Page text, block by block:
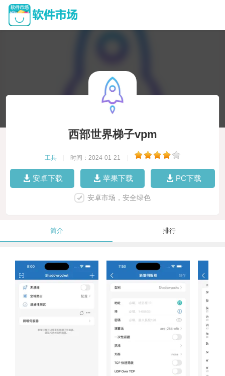
西部世界梯子vpm
工具 时间：2024-01-21
安卓下载 苹果下载 PC下载
安卓市场，安全绿色
简介 排行